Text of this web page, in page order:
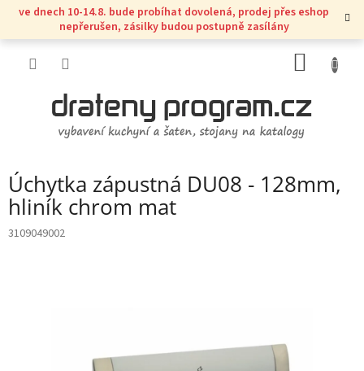
Přejít
obsah
ve dnech 10-14.8. bude probíhat dovolená, prodej přes eshop
nepřerušen, zásilky budou postupně zasílány
KOŠÍK
Úchytka zápustná DU08 - 128mm,
hliník chrom mat
3109049002